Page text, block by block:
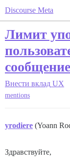
Discourse Meta
Лимит
Внести вклад UX
mentions
yrodiere (Yoann
Здравствуйте,